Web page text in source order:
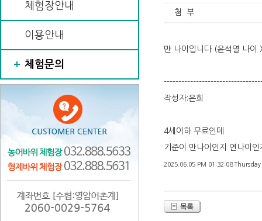
체험장안내
이용안내
체험문의
첨 부
만 나이입니다 (윤석열 나이
작성자:은희
4세이하 무료인데
기준이 만나이인지 연나이인
2025.06.05 PM 01:32:08 Thursday